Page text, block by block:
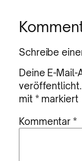
Schreibe
Deine E-
veröffentlicht.
mit * markiert
Kommentar*